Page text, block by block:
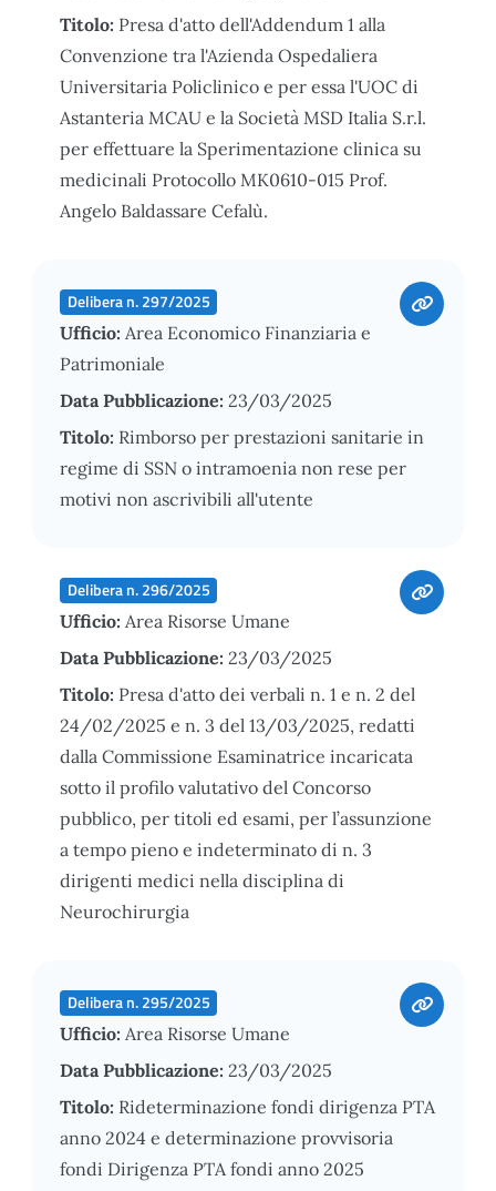
Titolo: Presa d'atto dell'Addendum 1 alla
Convenzione tra l'Azienda Ospedaliera
Universitaria Policlinico e per essa l'UOC di
Astanteria MCAU e la Società MSD Italia S.r.l.
per effettuare la Sperimentazione clinica su
medicinali Protocollo MK0610-015 Prof.
Angelo Baldassare Cefalù.
Delibera n. 297/2025
Ufficio: Area Economico Finanziaria e
Patrimoniale
Data Pubblicazione: 23/03/2025
Titolo: Rimborso per prestazioni sanitarie in
regime di SSN o intramoenia non rese per
motivi non ascrivibili all'utente
Delibera n. 296/2025
Ufficio: Area Risorse Umane
Data Pubblicazione: 23/03/2025
Titolo: Presa d'atto dei verbali n. 1 e n. 2 del
24/02/2025 e n. 3 del 13/03/2025, redatti
dalla Commissione Esaminatrice incaricata
sotto il profilo valutativo del Concorso
pubblico, per titoli ed esami, per l’assunzione
a tempo pieno e indeterminato di n. 3
dirigenti medici nella disciplina di
Neurochirurgia
Delibera n. 295/2025
Ufficio: Area Risorse Umane
Data Pubblicazione: 23/03/2025
Titolo: Rideterminazione fondi dirigenza PTA
anno 2024 e determinazione provvisoria
fondi Dirigenza PTA fondi anno 2025